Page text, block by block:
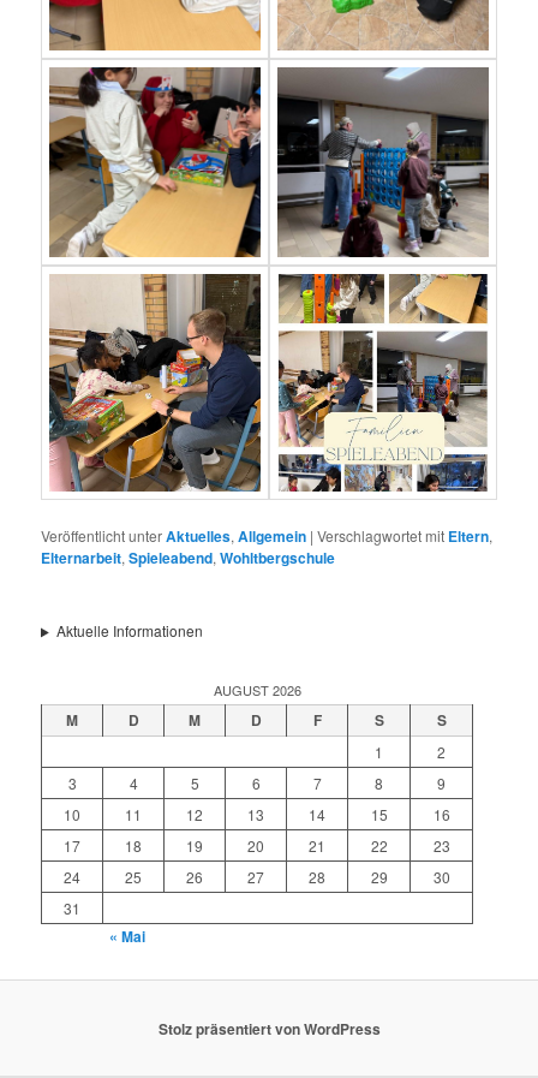
Veröffentlicht unterAktuelles,Allgemein |Verschlagwortet mit Eltern,
Elternarbeit,Spieleabend,Wohltbergschule
Aktuelle Informationen
AUGUST 2026
M D M D F S S
1
2
3
4 5 6 7 8
9
10
11 12 13 14 15
16
17
18 19 20 21 22
23
24
25 26 27 28 29
30
31
« Mai
Stolz präsentiert von WordPress